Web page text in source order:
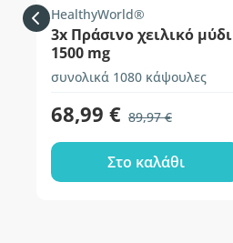
HealthyWorld®
3x Πράσινο χειλικό μύδι
1500 mg
συνολικά 1080 κάψουλες
68,99 € 89,97 €
Στο καλάθι